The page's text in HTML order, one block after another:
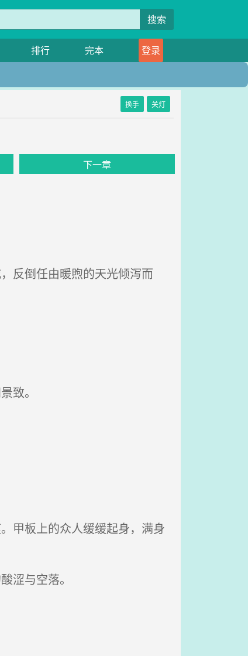
搜索
排行 完本
登录
换手 关灯
下一章
反倒任由暖煦的天光倾泻而
致。
甲板上的众人缓缓起身，满身
涩与空落。